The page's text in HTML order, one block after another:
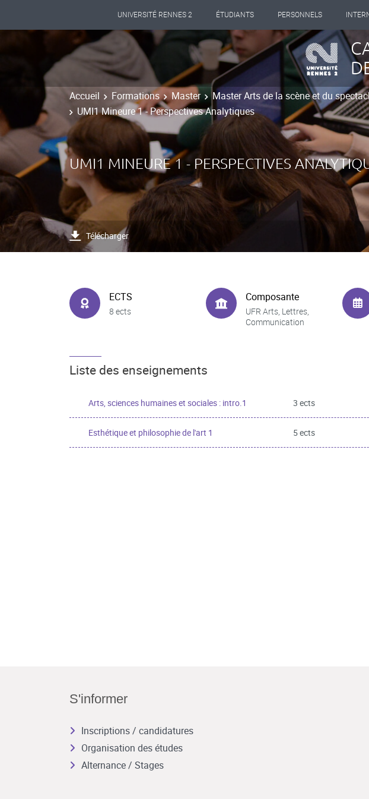
UNIVERSITÉ RENNES 2 ÉTUDIANTS PERSONNELS
Accueil Formations Master Master Arts de la scène et du
UMI1 Mineure 1 - Perspectives Analytiques
UMI1 MINEURE 1 - PERSPECTIVES
Télécharger
ECTS
8 ects
Composante
UFR Arts, Lettres,
Communication
Liste des enseignements
Arts, sciences humaines et sociales : intro.1 3 ects
Esthétique et philosophie de l'art 1 5 ects
S'informer
Inscriptions / candidatures
Organisation des études
Alternance / Stages